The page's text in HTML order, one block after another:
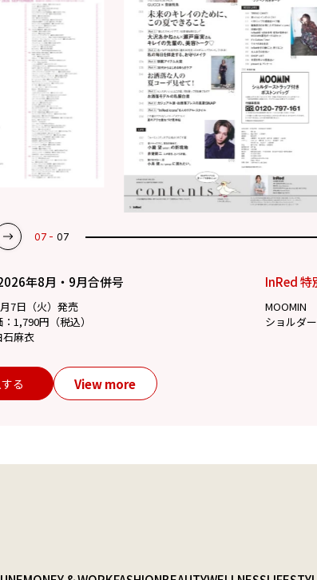
07 07
年8月・9月合併号
7日（火）発売
1,790円（税込）
麻衣
InRed 特
MOOMIN
ショルダ
る View more